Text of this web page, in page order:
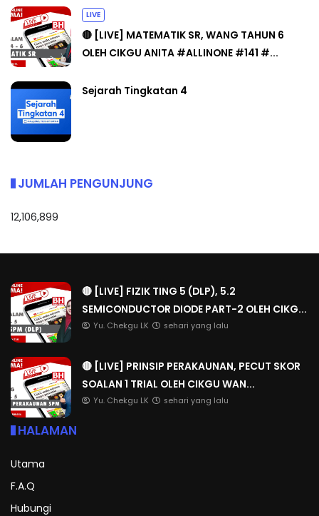
LIVE
🔴 [LIVE] MATEMATIK SR, WANG TAHUN 6
OLEH CIKGU ANITA #ALLINONE #141 #...
Sejarah Tingkatan 4
JUMLAH PENGUNJUNG
12,106,899
🔴 [LIVE] FIZIK TING 5 (DLP), 5.2
SEMICONDUCTOR DIODE PART-2 OLEH CIKG...
Yu. Chekgu LK sehari yang lalu
🔴 [LIVE] PRINSIP PERAKAUNAN, PECUT SKOR
SOALAN 1 TRIAL OLEH CIKGU WAN...
Yu. Chekgu LK sehari yang lalu
HALAMAN
Utama
F.A.Q
Hubungi